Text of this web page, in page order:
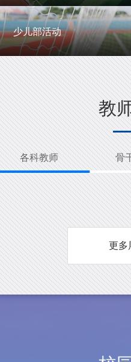
少儿部简介
少儿部活动
少儿部活动
教
各科教师 骨
更多